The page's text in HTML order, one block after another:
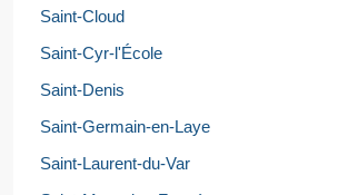
Saint-Cloud
Saint-Cyr-l'École
Saint-Denis
Saint-Germain-en-Laye
Saint-Laurent-du-Var